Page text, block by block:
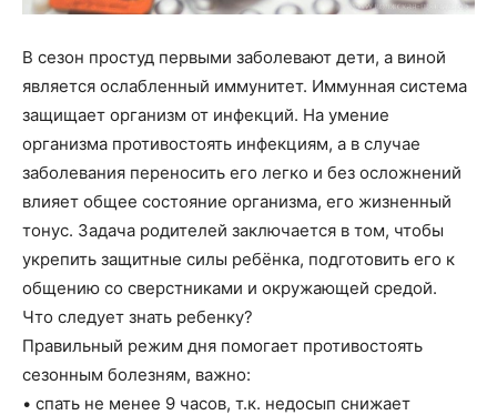
В сезон простуд первыми заболевают дети, а виной
является ослабленный иммунитет. Иммунная система
защищает организм от инфекций. На умение
организма противостоять инфекциям, а в случае
заболевания переносить его легко и без осложнений
влияет общее состояние организма, его жизненный
тонус. Задача родителей заключается в том, чтобы
укрепить защитные силы ребёнка, подготовить его к
общению со сверстниками и окружающей средой.
Что следует знать ребенку?
Правильный режим дня помогает противостоять
сезонным болезням, важно:
• спать не менее 9 часов, т.к. недосып снижает